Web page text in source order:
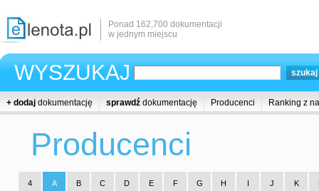
Ponad 162,700 dokumentacji
w jednym miejscu
WYSZUKAJ
+ dodaj dokumentację sprawdź dokumentację Producenci Ranking z
Producenci
4 A B C D E F G H I J K